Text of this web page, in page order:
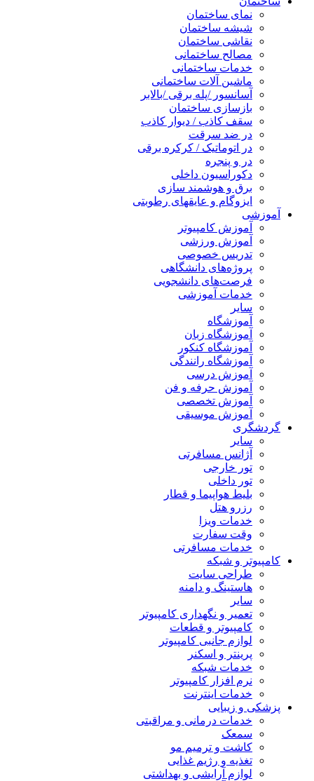
نمای ساختمان
شیشه ساختمان
نقاشی ساختمان
مصالح ساختمانی
خدمات ساختمانی
ماشین آلات ساختمانی
آسانسور /پله برقی /بالابر
بازسازی ساختمان
سقف کاذب / دیوار کاذب
در ضد سرقت
در اتوماتیک / کرکره برقی
در و پنجره
دکوراسیون داخلی
برق و هوشمند سازی
ایزوگام و عایقهای رطوبتی
آموزشی
آموزش کامپیوتر
آموزش ورزشی
تدریس خصوصی
پروژه‌های دانشگاهی
فرصت‌های دانشجویی
خدمات آموزشی
سایر
آموزشگاه
آموزشگاه زبان
آموزشگاه کنکور
آموزشگاه رانندگی
آموزش درسی
آموزش حرفه و فن
آموزش تخصصی
آموزش موسیقی
گردشگری
سایر
آژانس مسافرتی
تور خارجی
تور داخلی
بلیط هواپیما و قطار
رزرو هتل
خدمات ویزا
وقت سفارت
خدمات مسافرتی
کامپیوتر و شبکه
طراحی سایت
هاستینگ و دامنه
سایر
تعمیر و نگهداری کامپیوتر
کامپیوتر و قطعات
لوازم جانبی کامپیوتر
پرینتر و اسکنر
خدمات شبکه
نرم افزار کامپیوتر
خدمات اینترنت
پزشکی و زیبایی
خدمات درمانی و مراقبتی
سمعک
کاشت و ترمیم مو
تغذیه و رژیم غذایی
لوازم آرایشی و بهداشتی